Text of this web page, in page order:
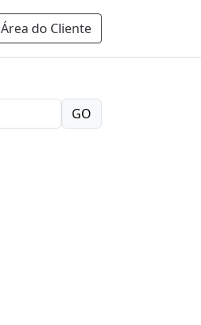
Área do Cliente
GO